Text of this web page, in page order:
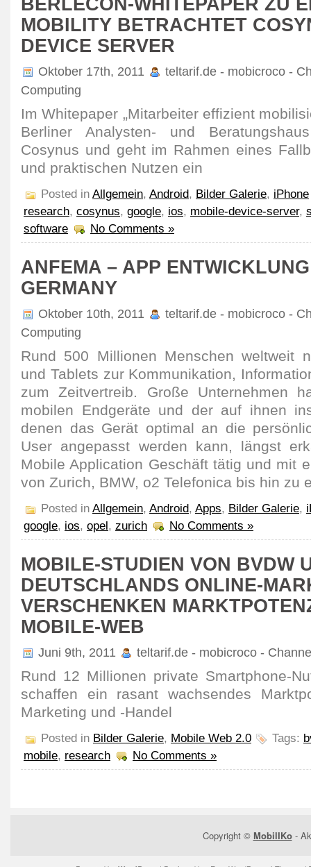
MOBILITY BETRACHTET
DEVICE SERVER
Oktober 17th, 2011
teltarif.de - mobicroco -
Computing
Im Whitepaper „Mitarbeiter effizient
Berliner Analysten- und
Cosynus und geht im Rahmen eines
und praktischen Nutzen ein
Posted in Allgemein, Android, Bilder Galerie, iPhone
research, cosynus, google, ios, mobile-device-server,
software
No Comments »
ANFEMA – APP
GERMANY
Oktober 10th, 2011
teltarif.de - mobicroco -
Computing
Rund 500 Millionen Menschen weltweit
und Tablets zur Kommunikation,
zum Zeitvertreib. Große Unternehmen
mobilen Endgeräte und der auf ihnen
denen das Gerät optimal an die
User angepasst werden kann, längst
Mobile Application Geschäft tätig und mit
von Zurich, BMW, o2 Telefonica bis hin zu
Posted in Allgemein, Android, Apps, Bilder Galerie,
google, ios, opel, zurich No Comments »
MOBILE-STUDIEN VON BVDW
DEUTSCHLANDS ONLINE-
VERSCHENKEN
MOBILE-WEB
Juni 9th, 2011 teltarif.de - mobicroco -
Rund 12 Millionen private Smartphone-
schaffen ein rasant wachsendes
Marketing und -Handel
Posted in Bilder Galerie, Mobile Web 2.0 Tags:
mobile, research No Comments »
Copyright © MobilIKo-